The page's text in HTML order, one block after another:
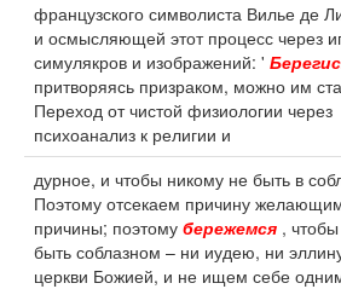
французского символиста Вилье де
и осмысляющей этот процесс через
симулякров и изображений: '
притворяясь призраком, можно им
Переход от чистой физиологии через
психоанализ к религии и
дурное, и чтобы никому не быть в
Поэтому отсекаем причину
причины; поэтому бережемся ,
быть соблазном – ни иудею, ни
церкви Божией, и не ищем себе